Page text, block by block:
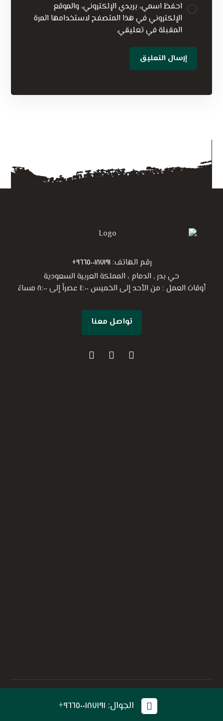
احفظ اسمي، بريدي الإلكتروني، والموقع
الإلكتروني في هذا المتصفح لاستخدامها المرة
المقبلة في تعليقي.
إرسال التعليق
رقم الهاتف:٩٦٦٥٠٠١٨٧١٩١+
حي بدر , الدمام ، المملكة العربية السعودية
أوقات العمل : من الأحد إلى الخميس ٤:٠٠ عصراً إلى ٨:٠٠ مساءً
تواصل معنا
© حقوق النشر ٢٠٢٦. جميع الحقوق محفوظة إلي أفذاذ .
الجوال: ٩٦٦٥٠٠١٨٧١٩١+